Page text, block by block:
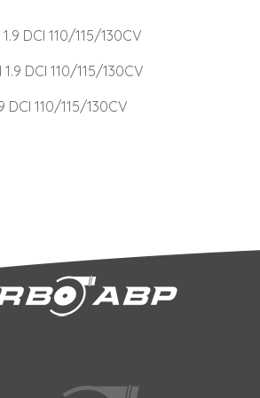
1.9 DCI 110/115/130CV
1.9 DCI 110/115/130CV
DCI 110/115/130CV